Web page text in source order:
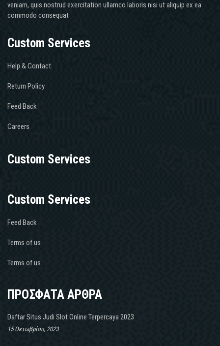
veniam, quis nostrud exercitation ullamco laboris nisi ut aliquip ex ea
commodo consequat
Custom Services
Help & Contact
Return Policy
Feed Back
Careers
Custom Services
Custom Services
Feed Back
Terms of us
Terms of us
ΠΡΟΣΦΑΤΑ ΑΡΘΡΑ
Daftar Situs Judi Slot Online Terpercaya 2023
15 Οκτωβρίου, 2023